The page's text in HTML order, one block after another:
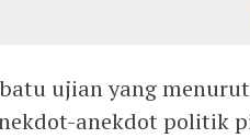
ujian yang
anekdot politik